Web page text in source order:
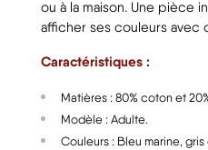
ou à la maison. Une pièce
afficher ses couleurs avec
Caractéristiques :
Matières : 80% coton et
Modèle : Adulte.
Couleurs : Bleu marine,